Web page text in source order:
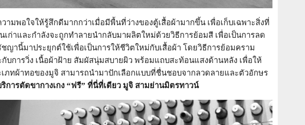
ามพอใจให้รู้สึกดีมากกว่าเมื่อมีพื้นที่ว่างของตู้เสื้อผ้ามากขึ้น เพื่อเก็บเฉพาะสิ่งที่
เก่าและกำลังจะถูกทำลายนำกลับมาผลิตใหม่ด้วยวิธีการย้อมสี เพื่อเป็นการลด
านี้มาประยุกต์ใช้เพื่อเป็นการให้ชีวิตใหม่กับเสื้อผ้า โดยวิธีการย้อมคราม
การวิ่ง เนื้อผ้าฝ้าย สัมผัสนุ่มสบายผิว พร้อมแถบสะท้อนแสงด้านหลัง เพื่อให้
ภทผ้าทอของมูจิ สามารถนำมาปักเลือกแบบที่ชื่นชอบจากลวดลายและตัวอักษร
การตัดขากางเกง “ฟรี” ที่นี่ที่เดียว มูจิ สามย่านมิตรทาวน์